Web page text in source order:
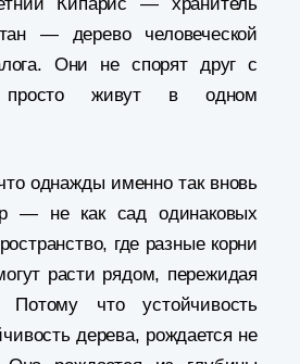
— дерево человеческой
Они не спорят друг с
живут в одном
однажды именно так вновь
— не как сад одинаковых
где разные корни
расти рядом, пережидая
Потому что устойчивость
дерева, рождается не